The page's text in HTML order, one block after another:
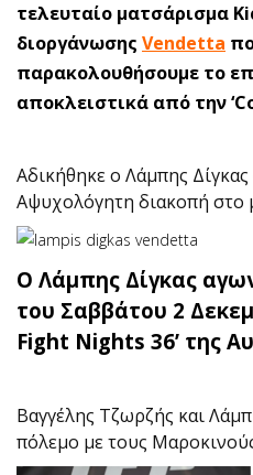
τελευταίο ματσάρισμα
διοργάνωσης Vendetta
παρακολουθήσουμε το
αποκλειστικά από την
Αδικήθηκε ο Λάμπης
Αψυχολόγητη διακοπή στο
Ο Λάμπης Δίγκας
του Σαββάτου 2
Fight Nights 36’ της
Βαγγέλης Τζωρζής και
πόλεμο με τους